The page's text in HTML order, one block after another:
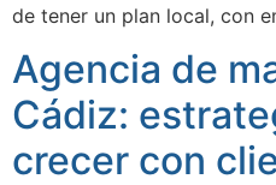
de tener un plan local, con
Agencia de
Cádiz:
crecer con